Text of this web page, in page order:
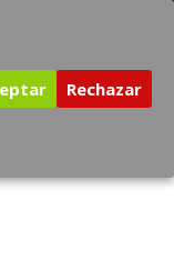
Rechazar